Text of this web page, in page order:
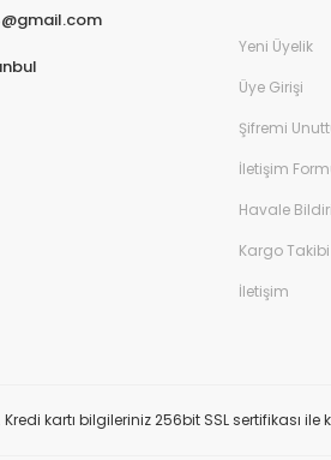
Yeni Üyelik
Üye Girişi
Şifremi
İletişim
Havale
Kargo Takibi
İletişim
Kredi kartı bilgileriniz 256bit SSL sertifikası ile